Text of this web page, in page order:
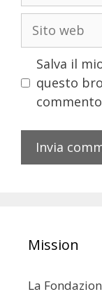
Salva il
questo
Mission
La